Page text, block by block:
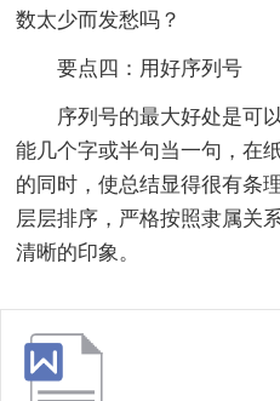
数太少而发愁吗？
要点四：用好序列号
序列号的最大好处是可
能几个字或半句当一句，在
的同时，使总结显得很有条
层层排序，严格按照隶属关
清晰的印象。